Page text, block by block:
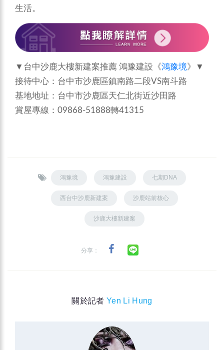
生活。
▼台中沙鹿大樓新建案推薦 鴻豫建設《鴻豫境》▼
接待中心：台中市沙鹿區鎮南路二段VS南斗路
基地地址：台中市沙鹿區天仁北街近沙田路
賞屋專線：09868-51888轉41315
鴻豫境 鴻豫建設 七期DNA
西台中沙鹿新建案 沙鹿站前核心
沙鹿大樓新建案
分享：
關於記者Yen Li Hung